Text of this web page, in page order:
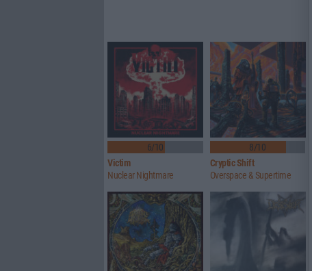
6/10
Victim
Nuclear Nightmare
8/10
Cryptic Shift
Overspace & Supertime